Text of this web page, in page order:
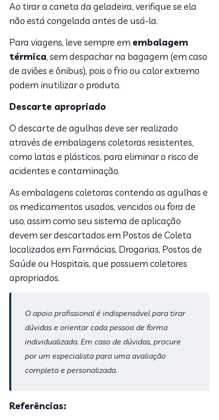
Ao tirar a caneta da geladeira, verifique se ela
não está congelada antes de usá-la.
Para viagens, leve sempre em embalagem
térmica, sem despachar na bagagem (em caso
de aviões e ônibus), pois o frio ou calor extremo
podem inutilizar o produto.
Descarte apropriado
O descarte de agulhas deve ser realizado
através de embalagens coletoras resistentes,
como latas e plásticos, para eliminar o risco de
acidentes e contaminação.
As embalagens coletoras contendo as agulhas e
os medicamentos usados, vencidos ou fora de
uso, assim como seu sistema de aplicação
devem ser descartados em Postos de Coleta
localizados em Farmácias, Drogarias, Postos de
Saúde ou Hospitais, que possuem coletores
apropriados.
O apoio profissional é indispensável para tirar
dúvidas e orientar cada pessoa de forma
individualizada. Em caso de dúvidas, procure
por um especialista para uma avaliação
completa e personalizada.
Referências: